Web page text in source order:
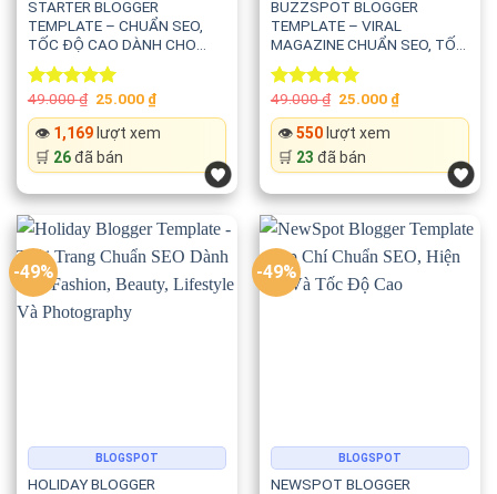
STARTER BLOGGER
TEMPLATE – CHUẨN SEO,
TỐC ĐỘ CAO DÀNH CHO
WEBSITE CÔNG NGHỆ, TIN
TỨC VÀ BLOG CÁ NHÂN
Rated5.00
out of 5
49.000₫ Original
was:
49.000 ₫.
25.000 ₫Current
price
is:
25.000 ₫.
👁️ 1,169lượt xem
🛒 26đã bán
BUZZSPOT BLOGGER
TEMPLATE – VIRAL
MAGAZINE CHUẨN SEO, TỐC
ĐỘ CAO VÀ TỐI ƯU GOOGLE
ADSENSE
Rated5.00
out of 5
49.000₫ Original
was:
49.000 ₫.
25.000 ₫Current
price
👁️550lượt xem
🛒 23 đã bán
-49%
BLOGSPOT
HOLIDAY BLOGGER
-49%
BLOGSPOT
NEWSPOT BLOGGER